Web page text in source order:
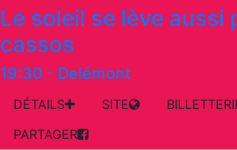
Le soleil se lève aussi
cassos
19:30 - Delémont
DÉTAILS SITE
PARTAGER